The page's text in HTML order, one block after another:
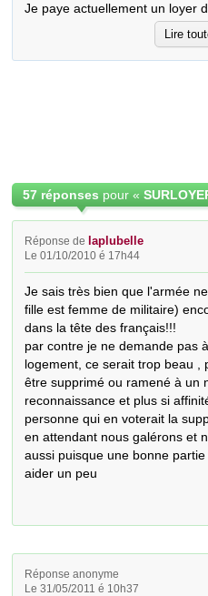
Je paye actuellement un loyer
Lire
57 réponses pour «
Réponse de laplubelle
Le 01/10/2010 é 17h44
Je sais très bien que l'armée
fille est femme de militaire)
dans la tête des français!!!
par contre je ne demande pas
logement, ce serait trop beau ,
être supprimé ou ramené à un
reconnaissance et plus si
personne qui en voterait la
en attendant nous galérons et
aussi puisque une bonne
aider un peu
Réponse anonyme
Le 31/05/2011 é 10h37